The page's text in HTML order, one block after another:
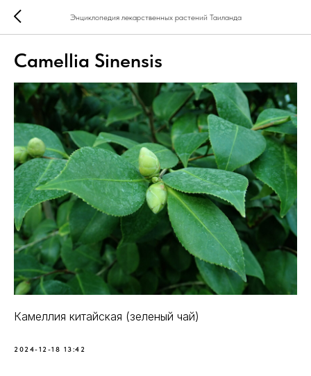
Энциклопедия лекарственных растений Таиланда
Camellia Sinensis
Камеллия китайская (зеленый чай)
2024-12-18 13:42